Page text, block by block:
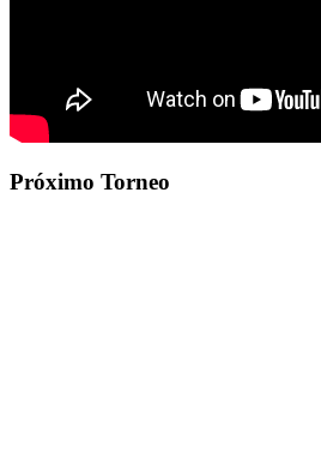
Próximo Torneo